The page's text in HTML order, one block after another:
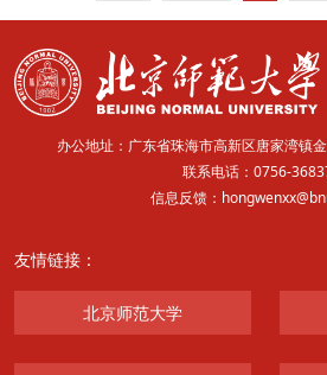
办公地址：广东省珠海市高新区唐家湾镇
联系电话：0756-
信息反馈：
友情链接：
北京师范大学